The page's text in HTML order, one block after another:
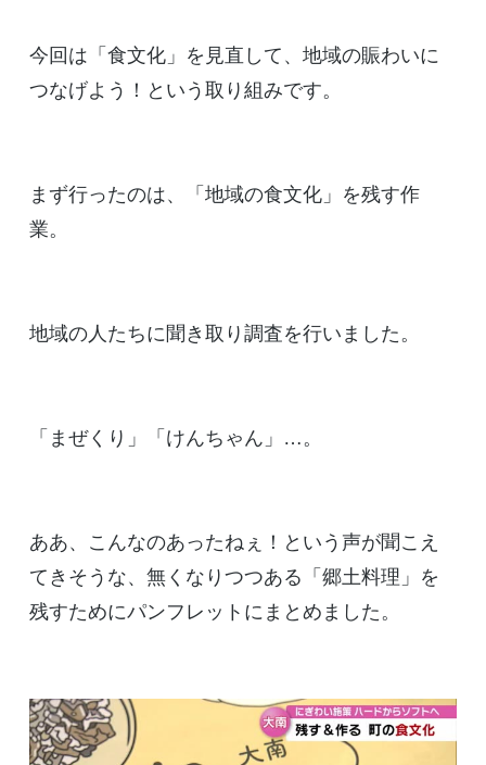
今回は「食文化」を見直して、地域の賑わいに
つなげよう！という取り組みです。
まず行ったのは、「地域の食文化」を残す作
業。
地域の人たちに聞き取り調査を行いました。
「まぜくり」「けんちゃん」…。
ああ、こんなのあったねぇ！という声が聞こえ
てきそうな、無くなりつつある「郷土料理」を
残すためにパンフレットにまとめました。